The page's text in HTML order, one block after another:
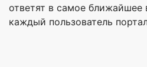
ответят в самое ближайшее
каждый пользователь